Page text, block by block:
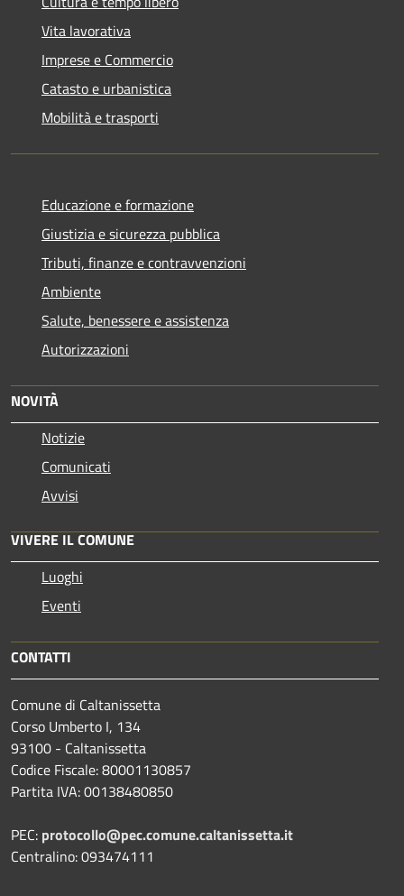
Vita lavorativa
Imprese e Commercio
Catasto e urbanistica
Mobilità e trasporti
Educazione e formazione
Giustizia e sicurezza pubblica
Tributi, finanze e contravvenzioni
Ambiente
Salute, benessere e assistenza
Autorizzazioni
NOVITÀ
Notizie
Comunicati
Avvisi
VIVERE IL COMUNE
Luoghi
Eventi
CONTATTI
Comune di Caltanissetta
Corso Umberto I, 134
93100 - Caltanissetta
Codice Fiscale: 80001130857
Partita IVA: 00138480850
PEC: protocollo@pec.comune.caltanissetta.it
Centralino: 093474111